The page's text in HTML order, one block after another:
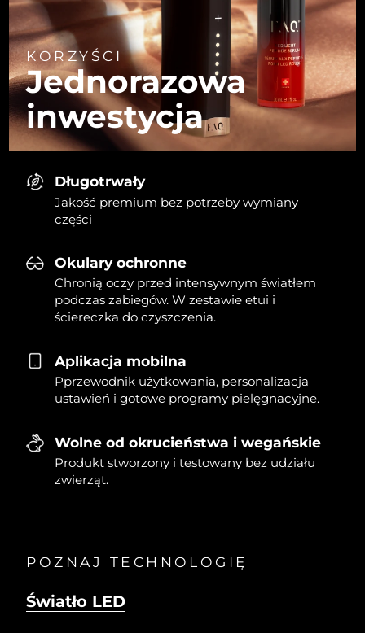
KORZYŚCI
Jednorazowa
inwestycja
Długotrwały
Jakość premium bez potrzeby wymiany
części
Okulary ochronne
Chronią oczy przed intensywnym światłem
podczas zabiegów. W zestawie etui i
ściereczka do czyszczenia.
Aplikacja mobilna
Pprzewodnik użytkowania, personalizacja
ustawień i gotowe programy pielęgnacyjne.
Wolne od okrucieństwa i wegańskie
Produkt stworzony i testowany bez udziału
zwierząt.
POZNAJ TECHNOLOGIĘ
Światło LED